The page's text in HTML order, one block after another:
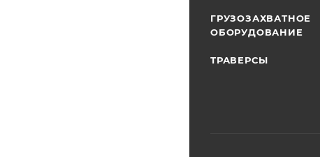
ГРУЗОЗАХВАТНОЕ
ОБОРУДОВАНИЕ
ТРАВЕРСЫ